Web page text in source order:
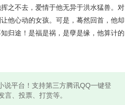
之不去，爱情于他无异于洪水猛兽。对
他心动的女孩。可是，蓦然回首，他却
归途！是福是祸，是孽是缘，他算计的
谁又会是谁的劫？
说平台！支持第三方腾讯QQ一键登
、投票、打赏等。